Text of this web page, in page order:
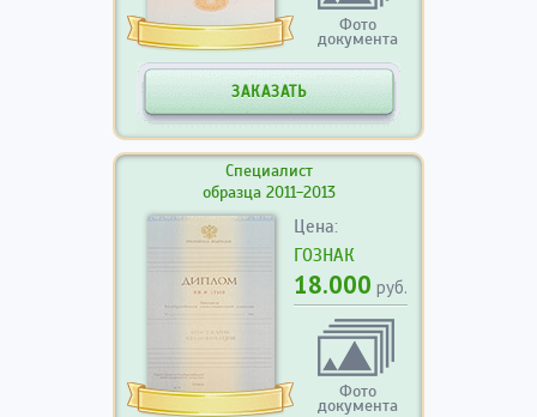
Фото
документа
ЗАКАЗАТЬ
Специалист
образца 2011-2013
Цена:
ГОЗНАК
18.000 руб.
Фото
документа